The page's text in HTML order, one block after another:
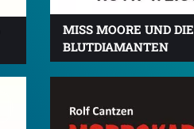
MISS MOORE UND DIE
BLUTDIAMANTEN